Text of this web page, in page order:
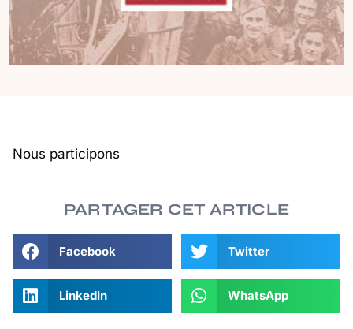
Nous participons
PARTAGER CET ARTICLE
Facebook Twitter
LinkedIn WhatsApp